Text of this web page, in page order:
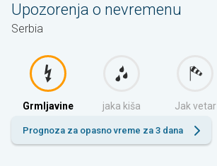
Upozorenja o nevremenu
Serbia
Grmljavine jaka kiša Jak vetar
Prognoza za opasno vreme za 3 dana